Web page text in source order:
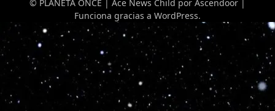
© PLANETA ONCE | Ace News Child por Ascendoor
Funciona gracias a WordPress.